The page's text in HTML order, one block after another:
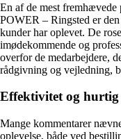
En af de mest fremhævede
POWER – Ringsted er
kunder har oplevet. De
imødekommende og
overfor de medarbejdere,
rådgivning og vejledning,
Effektivitet og hurtig
Mange kommentarer
oplevelse, både ved